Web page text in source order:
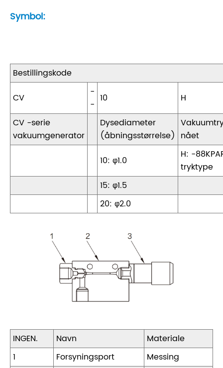
Symbol:
Bestillingskode
CV
-
- 10
H
CV -serie
vakuumgenerator
Dysediameter
(åbningsstørrelse) nået
10: φ1.0
H: -
tryktype
15: φ1.5
20: φ2.0
INGEN. Navn
Materiale
1
Forsyningsport
Messing